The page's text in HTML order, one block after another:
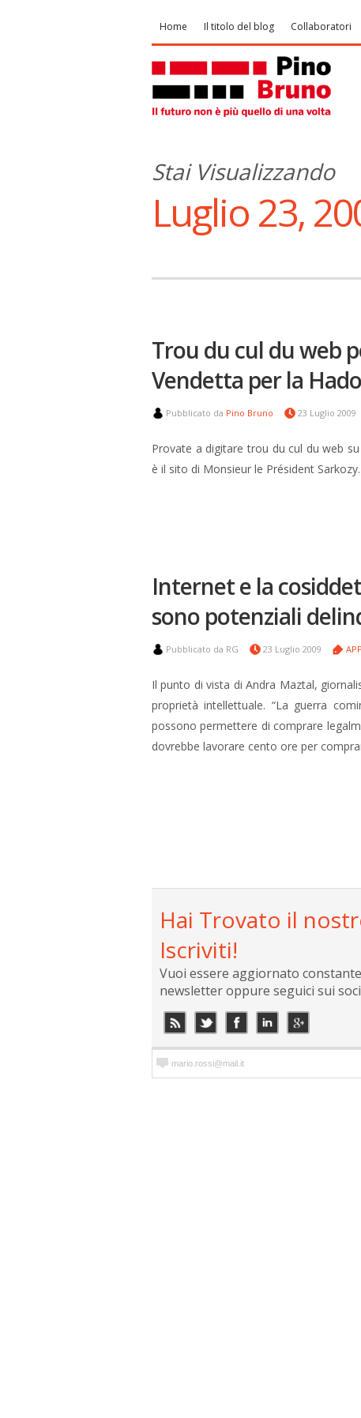
Home Il titolo del blog Collaboratori
Stai Visualizzando
Luglio 23,
Trou du cul du web
Vendetta per la
Pubblicato da Pino Bruno 23 Luglio 2009
Provate a digitare trou du cul du web
è il sito di Monsieur le Président Sarkozy.
Internet e la
sono potenziali
Pubblicato da RG 23 Luglio 2009
Il punto di vista di Andra Maztal,
proprietà intellettuale. “La guerra
possono permettere di comprare
dovrebbe lavorare cento ore per
Hai Trovato il
Iscriviti!
Vuoi essere aggiornato
newsletter oppure seguici sui